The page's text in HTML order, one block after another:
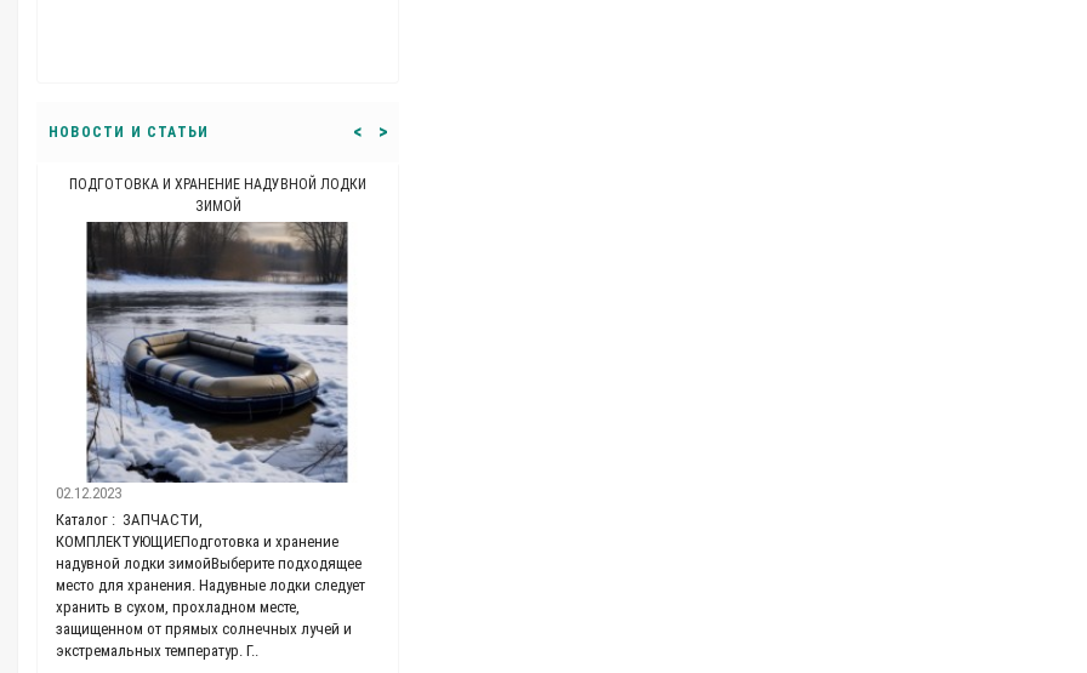
НОВОСТИ И СТАТЬИ
ПОДГОТОВКА И ХРАНЕНИЕ НАДУВНОЙ ЛОДКИ
ЗИМОЙ
02.12.2023
Каталог : ЗАПЧАСТИ,
КОМПЛЕКТУЮЩИЕПодготовка и хранение
надувной лодки зимойВыберите подходящее
место для хранения. Надувные лодки следует
хранить в сухом, прохладном месте,
защищенном от прямых солнечных лучей и
экстремальных температур. Г..
< >